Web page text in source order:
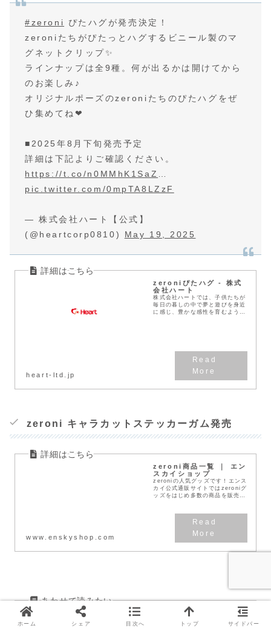
#zeroni
ぴたハグが発売決定！
zeroniたちがぴたっとハグするビニール製のマ
グネットクリップ✨
ラインナップは全9種。何が出るかは開けてから
のお楽しみ♪
オリジナルポーズのzeroniたちのぴたハグをぜ
ひ集めてね❤
■2025年8月下旬発売予定
詳細は下記よりご確認ください。
https://t.co/n0MMhK1SaZ
pic.twitter.com/0mpTA8LZzF
— 株式会社ハート【公式】
(@heartcorp0810) May 19, 2025
zeroniぴたハグ - 株式
会社ハート
株式会社ハートでは、子供たちが
毎日の暮しの中で夢と遊びを身近
に感じ、豊かな感性を育むよう
heart-ltd.jp
zeroni キャラカットステッカーガム発売
zeroni商品一覧 ｜ エン
スカイショップ
zeroniの人気グッズです！エンス
カイ公式通販サイトではzeroniグ
ッズをはじめ多数の商品を販売し
www.enskyshop.com
カムバがない期間は何を
する？おすすめTO DO
ホーム シェア 目次へ トップ サイドバー